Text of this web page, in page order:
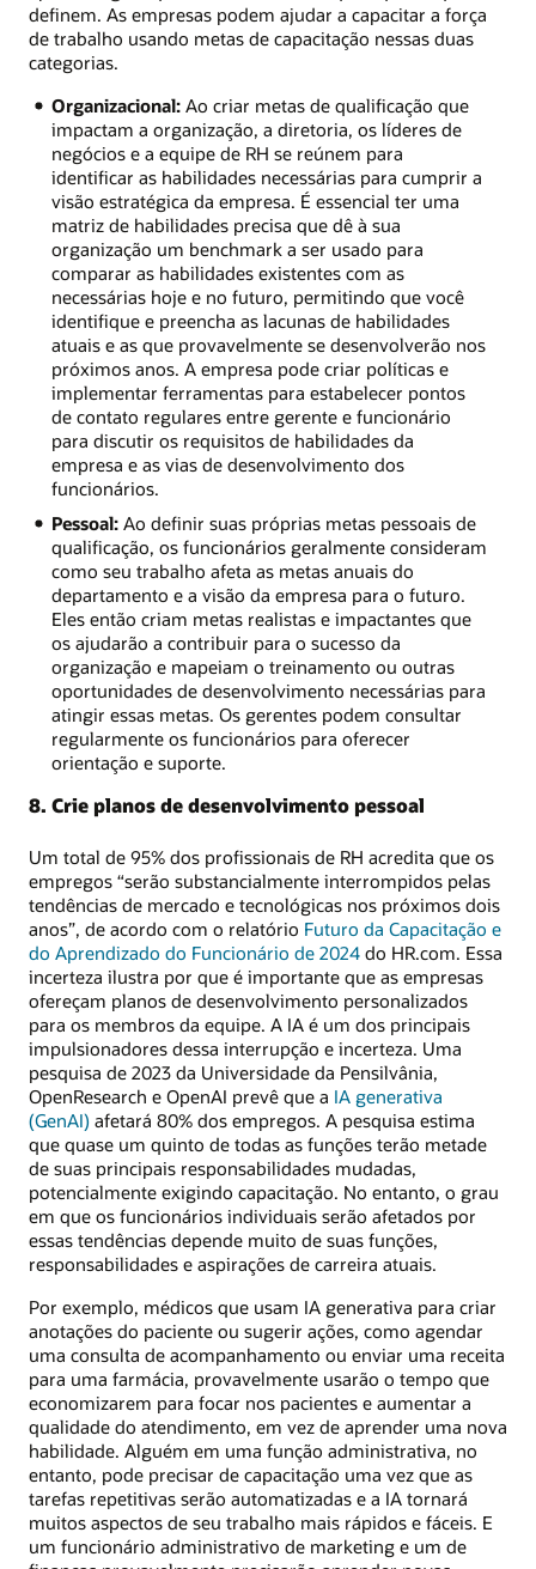
definem. As empresas podem ajudar a capacitar a força
de trabalho usando metas de capacitação nessas duas
categorias.
Organizacional:Ao criar metas de qualificação que
impactam a organização, a diretoria, os líderes de
negócios e a equipe de RH se reúnem para
identificar as habilidades necessárias para cumprir a
visão estratégica da empresa. É essencial ter uma
matriz de habilidades precisa que dê à sua
organização um benchmark a ser usado para
comparar as habilidades existentes com as
necessárias hoje e no futuro, permitindo que você
identifique e preencha as lacunas de habilidades
atuais e as que provavelmente se desenvolverão nos
próximos anos. A empresa pode criar políticas e
implementar ferramentas para estabelecer pontos
de contato regulares entre gerente e funcionário
para discutir os requisitos de habilidades da
empresa e as vias de desenvolvimento dos
funcionários.
Pessoal:Ao definir suas próprias metas pessoais de
qualificação, os funcionários geralmente consideram
como seu trabalho afeta as metas anuais do
departamento e a visão da empresa para o futuro.
Eles então criam metas realistas e impactantes que
os ajudarão a contribuir para o sucesso da
organização e mapeiam o treinamento ou outras
oportunidades de desenvolvimento necessárias para
atingir essas metas. Os gerentes podem consultar
regularmente os funcionários para oferecer
orientação e suporte.
8. Crie planos de desenvolvimento pessoal
Um total de 95% dos profissionais de RH acredita que os
empregos “serão substancialmente interrompidos pelas
tendências de mercado e tecnológicas nos próximos dois
anos”, de acordo com o relatório Futuro da Capacitação e
do Aprendizado do Funcionário de 2024 do HR.com. Essa
incerteza ilustra por que é importante que as empresas
ofereçam planos de desenvolvimento personalizados
para os membros da equipe. A IA é um dos principais
impulsionadores dessa interrupção e incerteza. Uma
pesquisa de 2023 da Universidade da Pensilvânia,
OpenResearch e OpenAI prevê que a IA generativa
(GenAI) afetará 80% dos empregos. A pesquisa estima
que quase um quinto de todas as funções terão metade
de suas principais responsabilidades mudadas,
potencialmente exigindo capacitação. No entanto, o grau
em que os funcionários individuais serão afetados por
essas tendências depende muito de suas funções,
responsabilidades e aspirações de carreira atuais.
Por exemplo, médicos que usam IA generativa para criar
anotações do paciente ou sugerir ações, como agendar
uma consulta de acompanhamento ou enviar uma receita
para uma farmácia, provavelmente usarão o tempo que
economizarem para focar nos pacientes e aumentar a
qualidade do atendimento, em vez de aprender uma nova
habilidade. Alguém em uma função administrativa, no
entanto, pode precisar de capacitação uma vez que as
tarefas repetitivas serão automatizadas e a IA tornará
muitos aspectos de seu trabalho mais rápidos e fáceis. E
um funcionário administrativo de marketing e um de